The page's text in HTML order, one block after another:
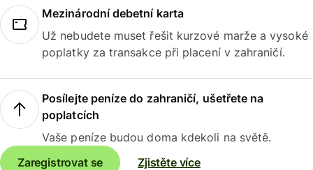
Mezinárodní debetní karta
Už nebudete muset řešit kurzové marže a vysoké
poplatky za transakce při placení v zahraničí.
Posílejte peníze do zahraničí, ušetřete na
poplatcích
Vaše peníze budou doma kdekoli na světě.
Zaregistrovat se
Zjistěte více